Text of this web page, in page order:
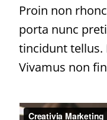
Proin non
porta nunc
tincidunt tellus.
Vivamus non